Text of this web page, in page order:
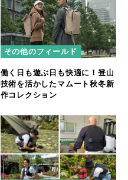
その他のフィールド
働く日も遊ぶ日も快適に！登山
技術を活かしたマムート秋冬新
作コレクション